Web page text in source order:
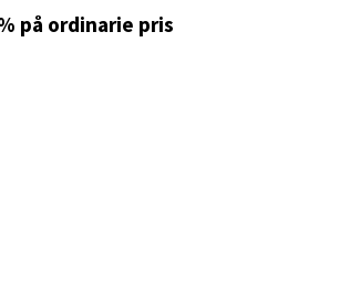
på ordinarie pris